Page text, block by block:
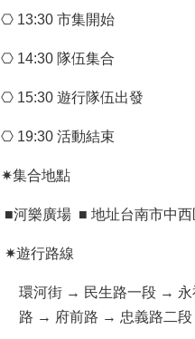
⎔ 13:30 市集開始
⎔ 14:30 隊伍集合
⎔ 15:30 遊行隊伍出發
⎔ 19:30 活動結束
✷集合地點
■河樂廣場 ■ 地址台南市中
✷遊行路線
環河街 → 民生路一段 → 永
路 → 府前路 → 忠義路二